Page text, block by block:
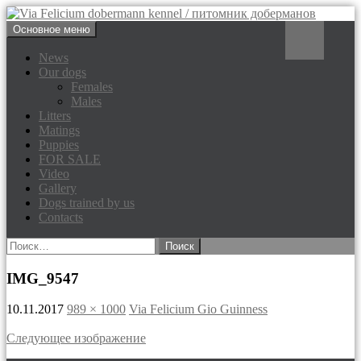
Via Felicium dobermann
kennel / питомник доберманов
Основное меню
к
News
Our dogs
Females
Males
Litters
Matings
Puppies
FOR SALE
Video
Gallery
Dogs trained by us
Contacts
Найти:
IMG_9547
10.11.2017 989 × 1000 Via Felicium Gio Guinness
Следующее изображение